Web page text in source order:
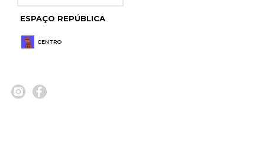
ESPAÇO REPÚBLICA
CENTRO